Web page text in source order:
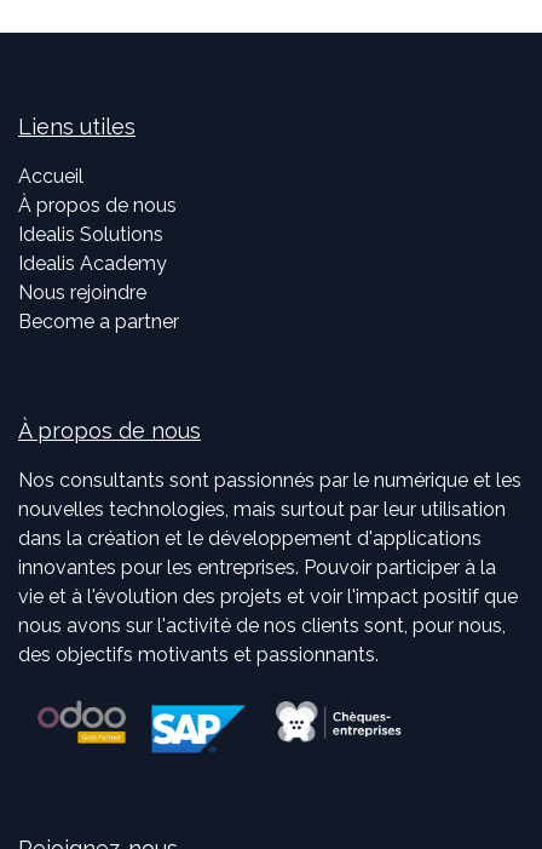
Liens utiles
Accueil
À propos de nous
Idealis Solutions
Idealis Academy
Nous rejoindre
Become a partner
À propos de nous
Nos consultants sont passionnés par le numérique et les
nouvelles technologies, mais surtout par leur utilisation
dans la création et le développement d'applications
innovantes pour les entreprises. Pouvoir participer à la
vie et à l'évolution des projets et voir l'impact positif que
nous avons sur l'activité de nos clients sont, pour nous,
des objectifs motivants et passionnants.